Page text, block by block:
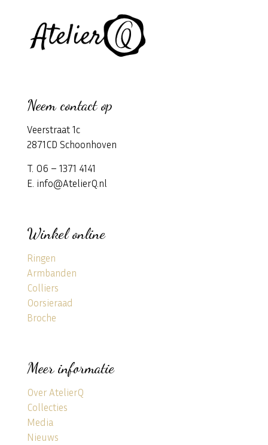
Neem contact op
Veerstraat 1c
2871CD Schoonhoven
T. 06 – 1371 4141
E. info@AtelierQ.nl
Winkel online
Ringen
Armbanden
Colliers
Oorsieraad
Broche
Meer informatie
Over AtelierQ
Collecties
Media
Nieuws